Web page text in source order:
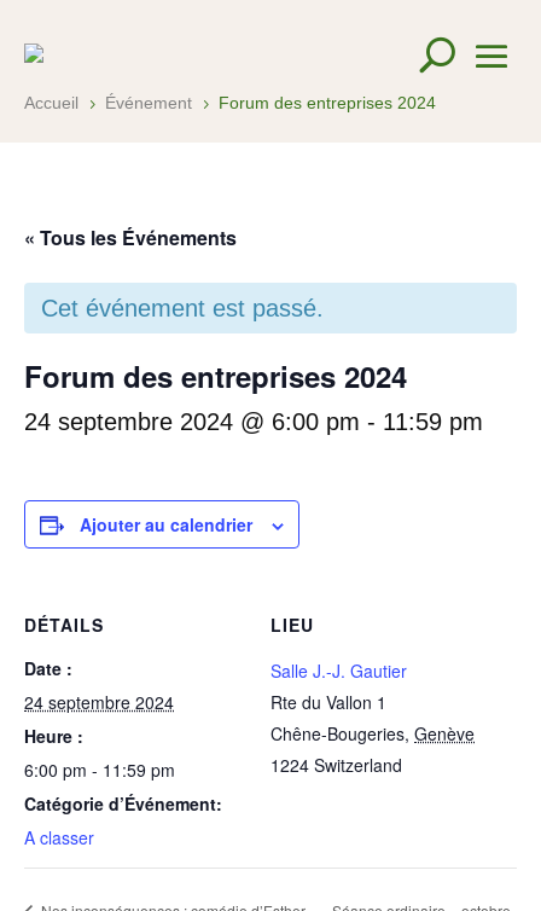
Accueil 5 Événement 5 Forum des entreprises 2024
« Tous les Événements
Cet événement est passé.
Forum des entreprises 2024
24 septembre 2024 @ 6:00 pm - 11:59 pm
Ajouter au calendrier
DÉTAILS
Date :
24 septembre 2024
Heure :
6:00 pm - 11:59 pm
Catégorie d’Événement:
A classer
LIEU
Salle J.-J. Gautier
Rte du Vallon 1
Chêne-Bougeries, Genève
1224 Switzerland